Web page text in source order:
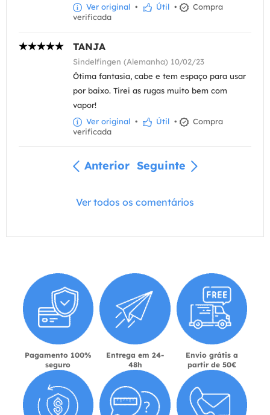
Ver original • Útil •
Compra
verificada
TANJA
Sindelfingen (Alemanha) 10/02/23
Ótima fantasia, cabe e tem espaço para usar
por baixo. Tirei as rugas muito bem com
vapor!
Ver original • Útil •
Compra
verificada
Anterior Seguinte
Ver todos os comentários
Pagamento 100%
seguro
Entrega em 24-
48h
Envio grátis a
partir de 50€